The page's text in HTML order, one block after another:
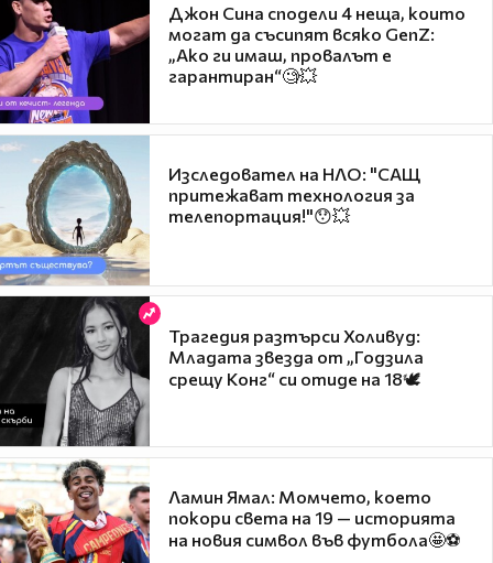
Джон Сина сподели 4 неща, които
могат да съсипят всяко GenZ:
„Ако ги имаш, провалът е
гарантиран“🧐💥
Изследовател на НЛО: "САЩ
притежават технология за
телепортация!"😯💥
Трагедия разтърси Холивуд:
Младата звезда от „Годзила
срещу Конг“ си отиде на 18🕊️
Ламин Ямал: Момчето, което
покори света на 19 — историята
на новия символ във футбола🤩⚽